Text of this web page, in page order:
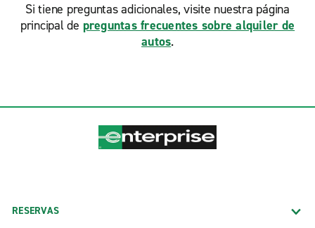
Si tiene preguntas adicionales, visite nuestra página
principal de preguntas frecuentes sobre alquiler de
autos.
RESERVAS